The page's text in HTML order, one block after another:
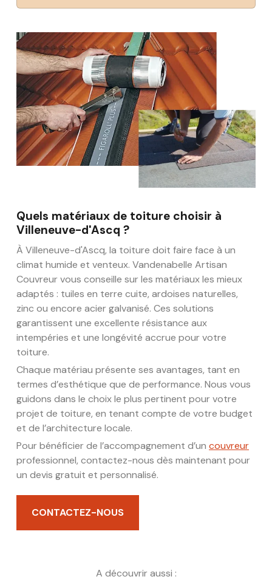
Quels matériaux de toiture choisir à
Villeneuve-d'Ascq ?
À Villeneuve-d'Ascq, la toiture doit faire face à un
climat humide et venteux. Vandenabelle Artisan
Couvreur vous conseille sur les matériaux les mieux
adaptés : tuiles en terre cuite, ardoises naturelles,
zinc ou encore acier galvanisé. Ces solutions
garantissent une excellente résistance aux
intempéries et une longévité accrue pour votre
toiture.
Chaque matériau présente ses avantages, tant en
termes d’esthétique que de performance. Nous vous
guidons dans le choix le plus pertinent pour votre
projet de toiture, en tenant compte de votre budget
et de l’architecture locale.
Pour bénéficier de l’accompagnement d’un couvreur
professionnel, contactez-nous dès maintenant pour
un devis gratuit et personnalisé.
CONTACTEZ-NOUS
A découvrir aussi :